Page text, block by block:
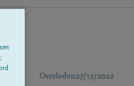
Overleden27/12/2022